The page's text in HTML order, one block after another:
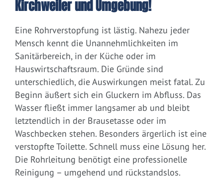
Kirchweiler und Umgebung!
Eine Rohrverstopfung ist lästig. Nahezu jeder
Mensch kennt die Unannehmlichkeiten im
Sanitärbereich, in der Küche oder im
Hauswirtschaftsraum. Die Gründe sind
unterschiedlich, die Auswirkungen meist fatal. Zu
Beginn äußert sich ein Gluckern im Abfluss. Das
Wasser fließt immer langsamer ab und bleibt
letztendlich in der Brausetasse oder im
Waschbecken stehen. Besonders ärgerlich ist eine
verstopfte Toilette. Schnell muss eine Lösung her.
Die Rohrleitung benötigt eine professionelle
Reinigung – umgehend und rückstandslos.